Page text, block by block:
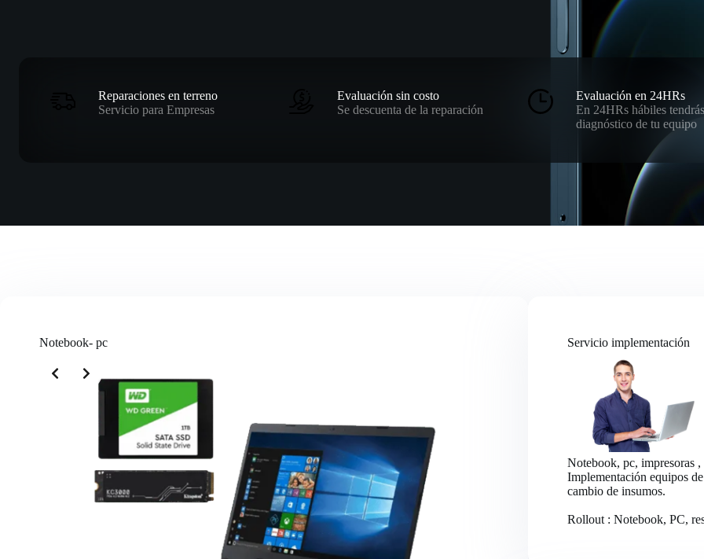
Reparaciones en terreno
Servicio para Empresas
Evaluación sin costo
Se descuenta de la reparación
Evaluación en 24HRs
En 24HRs hábiles
diagnóstico de tu equipo
Notebook- pc
Servicio implementación
Notebook, pc, impresoras
Implementación equipos
cambio de insumos.
Rollout : Notebook, PC,